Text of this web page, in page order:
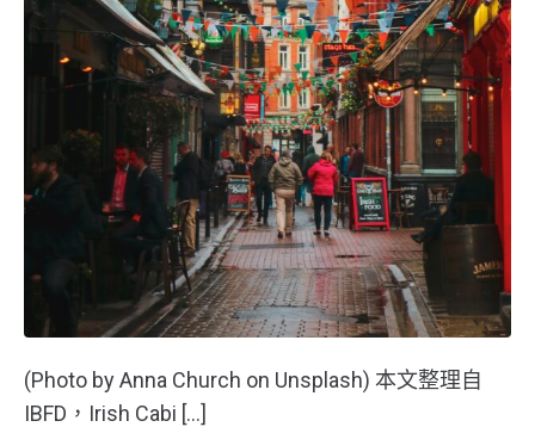
(Photo by Anna Church on Unsplash) 本文整理自
IBFD，Irish Cabi […]